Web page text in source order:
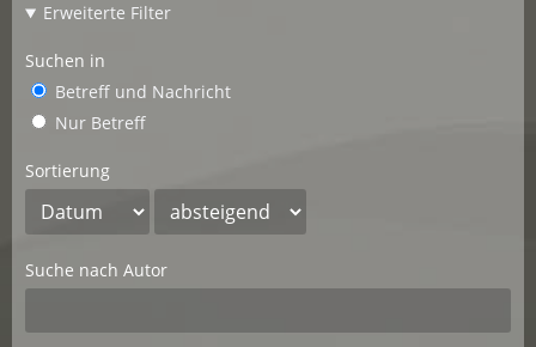
Erweiterte Filter
Suchen in
Betreff und Nachricht
Nur Betreff
Sortierung
Suche nach Autor